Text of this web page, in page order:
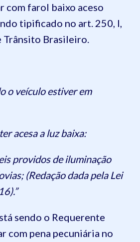
com farol baixo aceso
tipificado no art. 250, I,
Trânsito Brasileiro.
o veículo estiver em
acesa a luz baixa:
providos de iluminação
(Redação dada pela Lei
sendo o Requerente
com pena pecuniária no